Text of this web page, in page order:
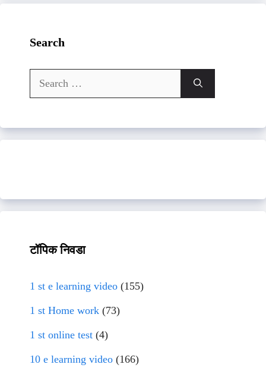
Search
Search
for:
टॉपिक निवडा
1 st e learning video (155)
1 st Home work (73)
1 st online test (4)
10 e learning video (166)